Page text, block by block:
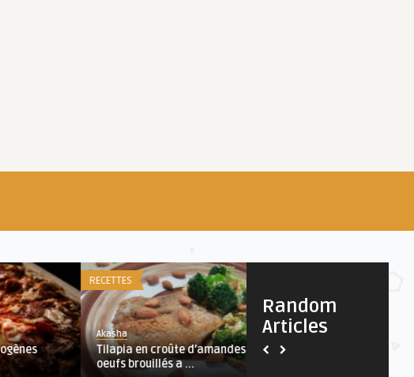
Random
Articles
RECETTES
Akasha
Tilapia en croûte d’amandes avec
oeufs brouillés a ...
Akasha
Muffins aux Oeufs, Epinards